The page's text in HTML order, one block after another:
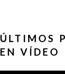
ÚLTIMOS
EN VÍDEO